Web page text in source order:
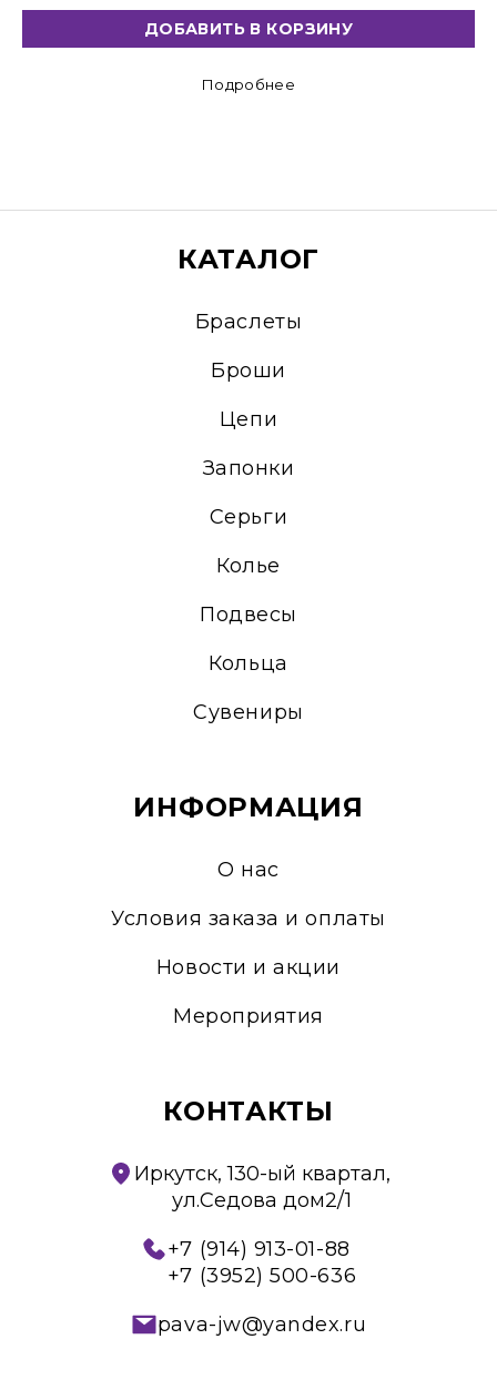
ДОБАВИТЬ В КОРЗИНУ
Подробнее
КАТАЛОГ
Браслеты
Броши
Цепи
Запонки
Серьги
Колье
Подвесы
Кольца
Сувениры
ИНФОРМАЦИЯ
О нас
Условия заказа и оплаты
Новости и акции
Мероприятия
КОНТАКТЫ
Иркутск, 130-ый квартал,
ул.Седова дом2/1
+7 (914) 913-01-88
+7 (3952) 500-636
pava-jw@yandex.ru